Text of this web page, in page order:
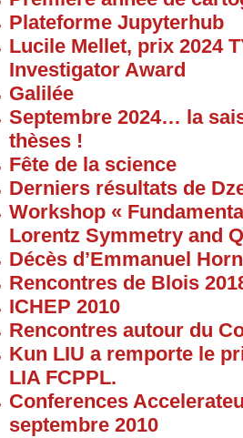
Plateforme Jupyterhub
Lucile Mellet, prix 2024
Investigator Award
Galilée
Septembre 2024… la
thèses !
Fête de la science
Derniers résultats de
Workshop «
Lorentz Symmetry and
Décès d’Emmanuel
Rencontres de Blois
ICHEP 2010
Rencontres autour du
Kun LIU a remporte le
LIA FCPPL.
Conferences
septembre 2010